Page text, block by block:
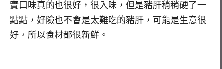
實口味真的也很好，很入味，但是豬肝稍稍硬了一
點點，好險也不會是太難吃的豬肝，可能是生意很
好，所以食材都很新鮮。